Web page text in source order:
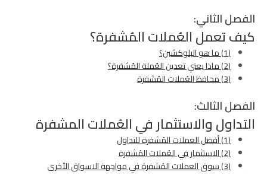
الفصل الثاني:
كيف تعمل العُملات المُشفرة؟
(1) ما هو البلوكشين؟
(2) ماذا يعني تعدين العُملة المُشفرة؟
(3) محافظ العُملات المُشفرة
الفصل الثالث:
التداول والاستثمار في العُملات المشفرة
(1) أفضل العملات المُشفرة للتداول
(2) الاستثمار في العُملات المُشفرة
(3) سوق العملات المُشفرة في مواجهة الاسواق الأخرى